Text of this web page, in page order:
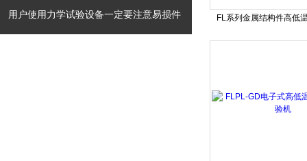
用户使用力学试验设备一定要注意易损件
FL系列金属结构件高低